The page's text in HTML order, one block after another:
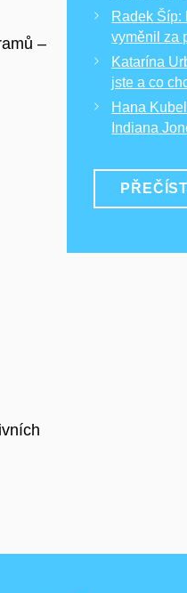
–
Radek Šíp:
vyměnil za
Katarína
jste a co
Hana
Indiana